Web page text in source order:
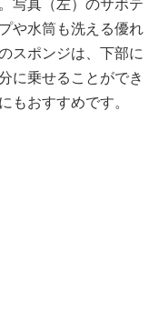
写真（左）のサボテ
や水筒も洗える優れ
スポンジは、下部に
に乗せることができ
もおすすめです。